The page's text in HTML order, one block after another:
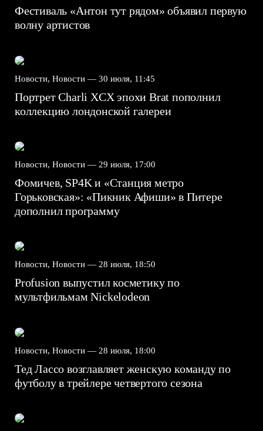
Фестиваль «Антон тут рядом» объявил первую
волну артистов
Новости, Новости — 30 июля, 11:45
Портрет Charli XCX эпохи Brat пополнил
коллекцию лондонской галереи
Новости, Новости — 29 июля, 17:00
Фомичев, SP4K и «Станция метро
Горьковская»: «Пикник Афиши» в Питере
дополнил программу
Новости, Новости — 28 июля, 18:50
Profusion выпустил косметику по
мультфильмам Nickelodeon
Новости, Новости — 28 июля, 18:00
Тед Лассо возглавляет женскую команду по
футболу в трейлере четвертого сезона